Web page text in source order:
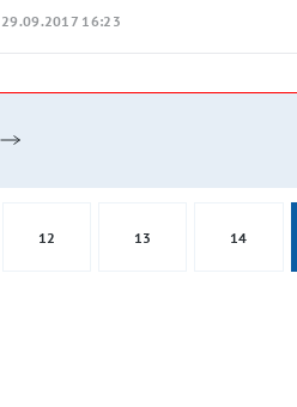
29.09.2017 16:23
12 13 14